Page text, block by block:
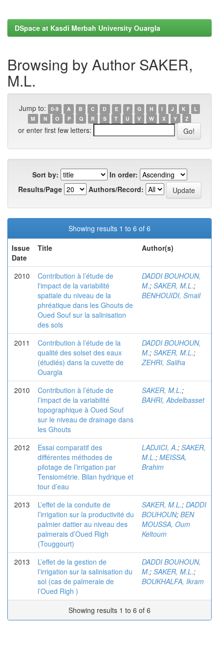
DSpace at Kasdi Merbah University Ouargla
Browsing by Author SAKER,
M.L.
Jump to: 0-9 A B C D E F G H I J K
L
M
N O P Q R S T U V W X Y Z
or enter first few letters:
Sort by:
In order:
Results/Page
Authors/Record:
Showing results 1 to 6 of 6
Issue
Date
Title Author(s)
2010
Contribution à l’étude de
l'impact de la variabilité
spatiale du niveau de la
phréatique dans les Ghouts de
Oued Souf sur la salinisation
des sols
DADDI BOUHOUN,
M.; SAKER, M.L.;
BENHOUIDI, Smail
2011
Contribution à l’étude de la
qualité des solset des eaux
(étudiés) dans la cuvette de
Ouargla
DADDI BOUHOUN,
M.; SAKER, M.L.;
ZEHRI, Saliha
2010
Contribution à l’étude de
l’impact de la variabilité
topographique à Oued Souf
sur le niveau de drainage dans
les Ghouts
SAKER, M.L.;
BAHRI, Abdelbasset
2012
Essai comparatif des
différentes méthodes de
pilotage de l’irrigation par
Tensiométrie. Bilan hydrique et
tour d’eau
LADJICI, A.; SAKER,
M.L.; MEISSA,
Brahim
2013
L’effet de la conduite de
l’irrigation sur la productivité du
palmier dattier au niveau des
palmerais d’Oued Righ
(Touggourt)
SAKER, M.L.; DADDI
BOUHOUN; BEN
MOUSSA, Oum
Keltoum
2013
L’effet de la gestion de
l’irrigation sur la salinisation du
sol (cas de palmeraie de
l’Oued Righ )
DADDI BOUHOUN,
M.; SAKER, M.L.;
BOUKHALFA, Ikram
Showing results 1 to 6 of 6